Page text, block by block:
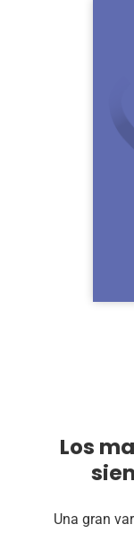
Los
Una gran